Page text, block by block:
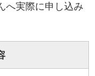
へ実際に申し込み